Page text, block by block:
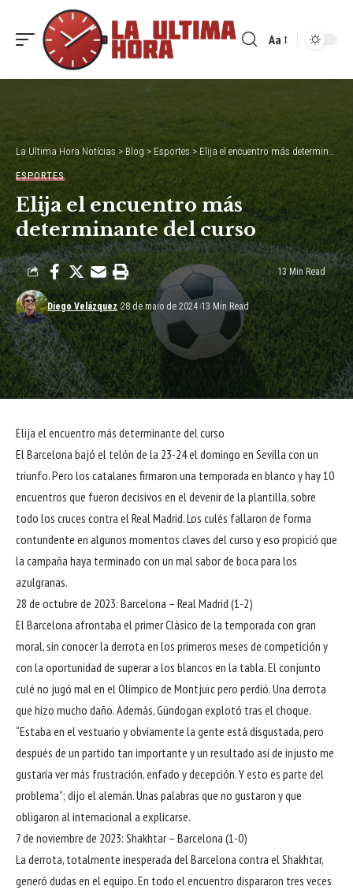
Font
Aa
La Ultima Hora Notícias > Blog > Esportes > Elija el encuentro más determinante del curso
ESPORTES
Elija el encuentro más
determinante del curso
Diego Velázquez 28 de maio de 2024 13 Min Read
13 Min Read
Elija el encuentro más determinante del curso
El Barcelona bajó el telón de la 23-24 el domingo en Sevilla con un
triunfo. Pero los catalanes firmaron una temporada en blanco y hay 10
encuentros que fueron decisivos en el devenir de la plantilla, sobre
todo los cruces contra el Real Madrid. Los culés fallaron de forma
contundente en algunos momentos claves del curso y eso propició que
la campaña haya terminado con un mal sabor de boca para los
azulgranas.
28 de octubre de 2023: Barcelona – Real Madrid (1-2)
El Barcelona afrontaba el primer Clásico de la temporada con gran
moral, sin conocer la derrota en los primeros meses de competición y
con la oportunidad de superar a los blancos en la tabla. El conjunto
culé no jugó mal en el Olímpico de Montjuïc pero perdió. Una derrota
que hizo mucho daño. Además, Gündogan explotó tras el choque.
“Estaba en el vestuario y obviamente la gente está disgustada, pero
después de un partido tan importante y un resultado así de injusto me
gustaría ver más frustración, enfado y decepción. Y esto es parte del
problema”; dijo el alemán. Unas palabras que no gustaron y que
obligaron al internacional a explicarse.
7 de noviembre de 2023: Shakhtar – Barcelona (1-0)
La derrota, totalmente inesperada del Barcelona contra el Shakhtar,
generó dudas en el equipo. En todo el encuentro dispararon tres veces